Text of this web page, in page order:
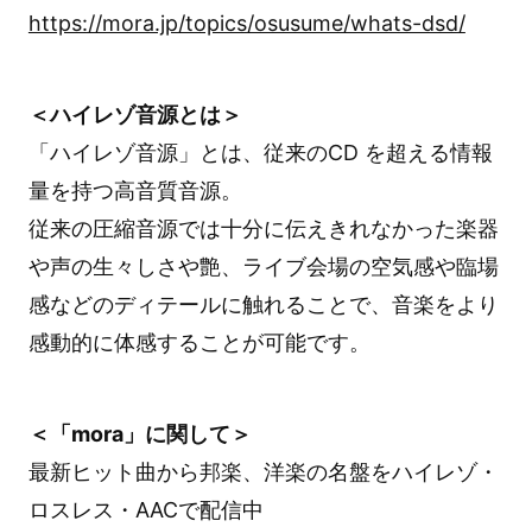
https://mora.jp/topics/osusume/whats-dsd/
＜ハイレゾ音源とは＞
「ハイレゾ音源」とは、従来のCD を超える情報
量を持つ高音質音源。
従来の圧縮音源では十分に伝えきれなかった楽器
や声の生々しさや艶、ライブ会場の空気感や臨場
感などのディテールに触れることで、音楽をより
感動的に体感することが可能です。
＜「mora」に関して＞
最新ヒット曲から邦楽、洋楽の名盤をハイレゾ・
ロスレス・AACで配信中